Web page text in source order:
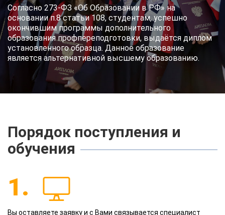
Согласно 273-ФЗ «Об Образовании в РФ» на
основании п.8 статьи 108, студентам, успешно
окончившим программы дополнительного
образования профпереподготовки, выдаётся диплом
установленного образца. Данное образование
является альтернативной высшему образованию.
Порядок поступления и
обучения
1.
Вы оставляете заявку и с Вами связывается специалист